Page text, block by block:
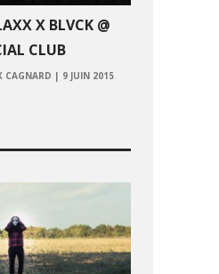
X BLVCK @
CLUB
CAGNARD | 9 JUIN 2015